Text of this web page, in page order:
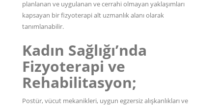
planlanan ve uygulanan ve cerrahi olmayan yaklaşımları
kapsayan bir fizyoterapi alt uzmanlık alanı olarak
tanımlanabilir.
Kadın Sağlığı’nda
Fizyoterapi ve
Rehabilitasyon;
Postür, vücut mekanikleri, uygun egzersiz alışkanlıkları ve